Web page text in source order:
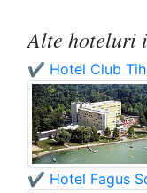
Alte hoteluri
✔️ Hotel Club
✔️ Hotel Fagus